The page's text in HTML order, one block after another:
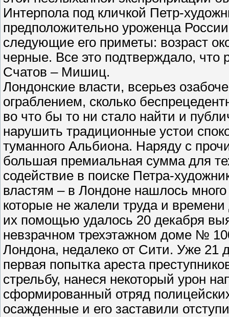
Интерпола под кличкой Петр-
предположительно уроженца
следующие его приметы: возраст
черные. Все это подтверждало, что
Счатов – Мишиц.
Лондонские власти, всерьез
ограблением, сколько
во что бы то ни стало найти и
нарушить традиционные устои
туманного Альбиона. Наряду с
большая премиальная сумма для
содействие в поиске Петра-
властям – в Лондоне нашлось
которые не жалели труда и
их помощью удалось 20 декабря
невзрачном трехэтажном доме №
Лондона, недалеко от Сити. Уже 21
первая попытка ареста
стрельбу, нанеся некоторый урон
сформированный отряд
осажденные и его заставили